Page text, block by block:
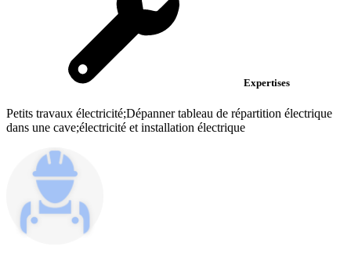
Expertises
Petits travaux électricité;Dépanner tableau de répartition électrique
dans une cave;électricité et installation électrique